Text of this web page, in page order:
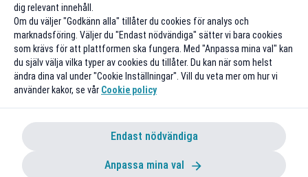
dig relevant innehåll.
Om du väljer "Godkänn alla" tillåter du cookies för analys och
marknadsföring. Väljer du "Endast nödvändiga" sätter vi bara cookies
som krävs för att plattformen ska fungera. Med "Anpassa mina val" kan
du själv välja vilka typer av cookies du tillåter. Du kan när som helst
ändra dina val under "Cookie Inställningar". Vill du veta mer om hur vi
använder kakor, se vår Cookie policy
Endast nödvändiga
Anpassa mina val